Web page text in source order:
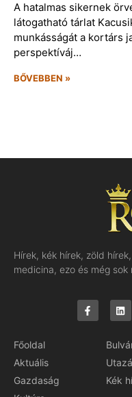
A hatalmas sikernek
látogatható tárlat
munkásságát a kortárs
perspektíváj…
BŐVEBBEN »
Hírek, kék hírek, zöld
medicina, ezo és még
Főoldal
Aktuális
Gazdaság
Kék